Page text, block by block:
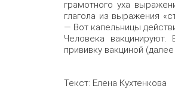
грамотного уха
глагола из выражения
— Вот капельницы
Человека
прививку вакциной
Текст: Елена Кухтенкова